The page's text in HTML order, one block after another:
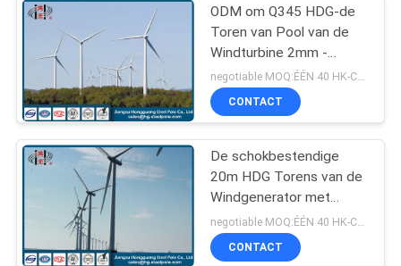
Staalnut Polen
ODM om Q345 HDG-de
Toren van Pool van de
Windturbine 2mm -
30mm Dikte
negotiable MOQ:ÉÉN 40 HK-CONTAINER
CONTACT
De schokbestendige
20m HDG Torens van de
Windgenerator met
Tussenvoegselwijze,
Flenswijze
negotiable MOQ:ÉÉN 40 HK-CONTAINER
CONTACT